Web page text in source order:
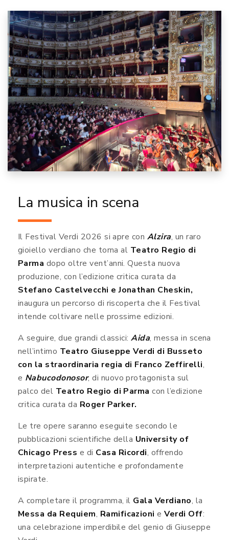
La musica in scena
Il Festival Verdi 2026 si apre con Alzira, un raro
gioiello verdiano che torna al Teatro Regio di
Parma dopo oltre vent’anni. Questa nuova
produzione, con l’edizione critica curata da
Stefano Castelvecchi e Jonathan Cheskin,
inaugura un percorso di riscoperta che il Festival
intende coltivare nelle prossime edizioni.
A seguire, due grandi classici:Aida, messa in scena
nell’intimo Teatro Giuseppe Verdi di Busseto
con la straordinaria regia di Franco Zeffirelli,
e Nabucodonosor, di nuovo protagonista sul
palco del Teatro Regio di Parma con l’edizione
critica curata da Roger Parker.
Le tre opere saranno eseguite secondo le
pubblicazioni scientifiche della University of
Chicago Press e di Casa Ricordi, offrendo
interpretazioni autentiche e profondamente
ispirate.
A completare il programma, il Gala Verdiano, la
Messa da Requiem, Ramificazioni eVerdi Off:
una celebrazione imperdibile del genio di Giuseppe